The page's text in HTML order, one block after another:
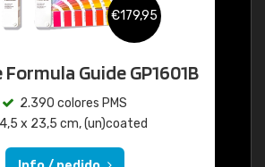
€179,95
Guide GP1601B
2.390 colores PMS
4,5 x 23,5 cm, (un)coated